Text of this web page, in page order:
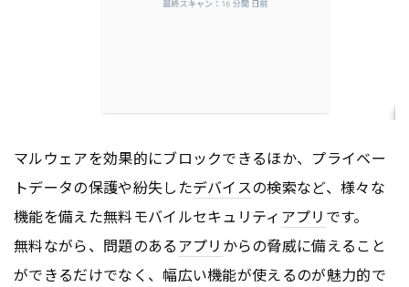
マルウェアを効果的にブロックできるほか、プライベー
トデータの保護や紛失したデバイスの検索など、様々な
機能を備えた無料モバイルセキュリティ アプリ です。
無料ながら、問題のあるアプリ からの脅威に備えること
ができるだけでなく、幅広い機能が使えるのが魅力的で